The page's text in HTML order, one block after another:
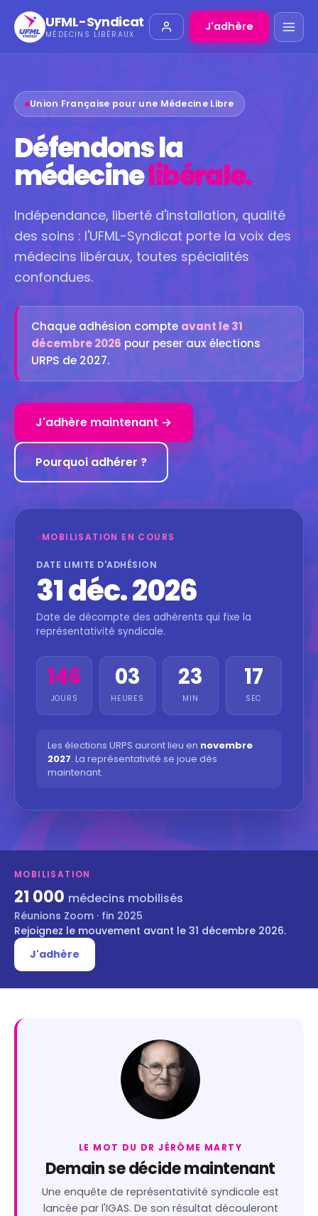
UFML-Syndicat
MÉDECINS LIBÉRAUX
J'adhère
Union Française pour une Médecine Libre
Défendons la
médecinelibérale.
Indépendance, liberté d'installation, qualité
des soins : l'UFML-Syndicat porte la voix des
médecins libéraux, toutes spécialités
confondues.
Chaque adhésion compte avant le 31
décembre 2026 pour peser aux élections
URPS de 2027.
J'adhère maintenant →
Pourquoi adhérer ?
MOBILISATION EN COURS
DATE LIMITE D'ADHÉSION
31 déc. 2026
Date de décompte des adhérents qui fixe la
représentativité syndicale.
146
JOURS
03
HEURES
23
MIN
16
SEC
Les élections URPS auront lieu en novembre
2027. La représentativité se joue dès
maintenant.
MOBILISATION
21 000 médecins mobilisés
Réunions Zoom · fin 2025
Rejoignez le mouvement avant le 31 décembre 2026.
J'adhère
LE MOT DU DR JÉRÔME MARTY
Demain se décide maintenant
Une enquête de représentativité syndicale est
lancée par l'IGAS. De son résultat découleront